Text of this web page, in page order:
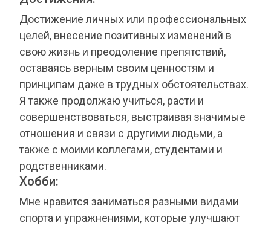
Достижение личных или профессиональных
целей, внесение позитивных изменений в
свою жизнь и преодоление препятствий,
оставаясь верным своим ценностям и
принципам даже в трудных обстоятельствах.
Я также продолжаю учиться, расти и
совершенствоваться, выстраивая значимые
отношения и связи с другими людьми, а
также с моими коллегами, студентами и
родственниками.
Хобби:
Мне нравится заниматься разными видами
спорта и упражнениями, которые улучшают